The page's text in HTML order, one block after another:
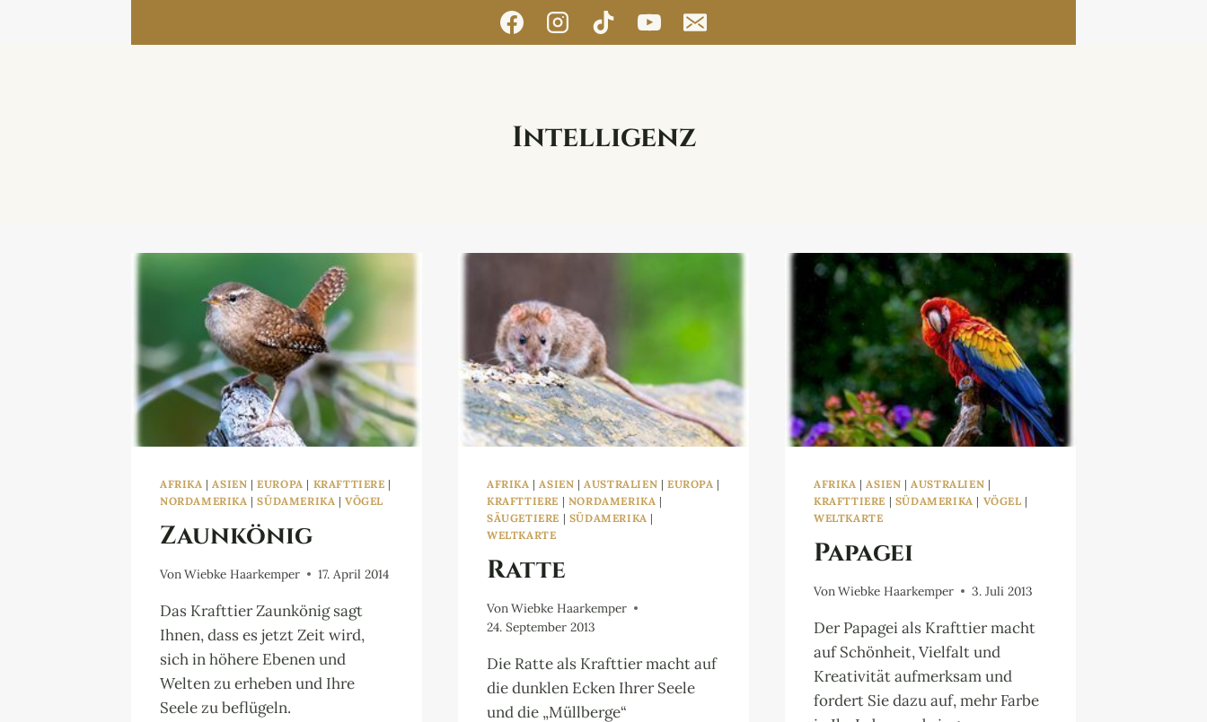
Intelligenz
AFRIKA |ASIEN |EUROPA | KRAFTTIERE |
NORDAMERIKA |SÜDAMERIKA |VÖGEL
Zaunkönig
VonWiebke Haarkemper 17. April 2014
Das Krafttier Zaunkönig sagt
Ihnen, dass es jetzt Zeit wird,
sich in höhere Ebenen und
Welten zu erheben und Ihre
Seele zu beflügeln.
AFRIKA |ASIEN |AUSTRALIEN | EUROPA |
KRAFTTIERE | NORDAMERIKA |
SÄUGETIERE | SÜDAMERIKA |
WELTKARTE
Ratte
VonWiebke Haarkemper
24. September 2013
Die Ratte als Krafttier macht auf
die dunklen Ecken Ihrer Seele
und die „Müllberge“
AFRIKA |ASIEN |AUSTRALIEN |
KRAFTTIERE | SÜDAMERIKA | VÖGEL |
WELTKARTE
Papagei
VonWiebke Haarkemper 3. Juli 2013
Der Papagei als Krafttier macht
auf Schönheit, Vielfalt und
Kreativität aufmerksam und
fordert Sie dazu auf, mehr Farbe